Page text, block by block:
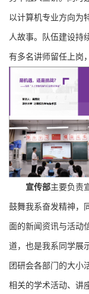
以计算机专业方向为
人故事。队伍建设持
有多名讲师留任上岗
宣传部主要负责
鼓舞我系奋发精神，
面的新闻资讯与活动
道，也是我系同学展
团研会各部门的大小
相关的学术活动、讲